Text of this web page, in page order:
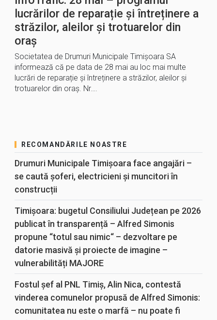
lucrărilor de reparație și întreținere a
străzilor, aleilor și trotuarelor din
oraș
Societatea de Drumuri Municipale Timișoara SA
informează că pe data de 28 mai au loc mai multe
lucrări de reparație și întreținere a străzilor, aleilor și
trotuarelor din oraș. Nr….
RECOMANDĂRILE NOASTRE
Drumuri Municipale Timișoara face angajări –
se caută șoferi, electricieni și muncitori în
construcții
Timișoara: bugetul Consiliului Județean pe 2026
publicat în transparență – Alfred Simonis
propune “totul sau nimic“ – dezvoltare pe
datorie masivă și proiecte de imagine –
vulnerabilități MAJORE
Fostul șef al PNL Timiș, Alin Nica, contestă
vinderea comunelor propusă de Alfred Simonis:
comunitatea nu este o marfă – nu poate fi